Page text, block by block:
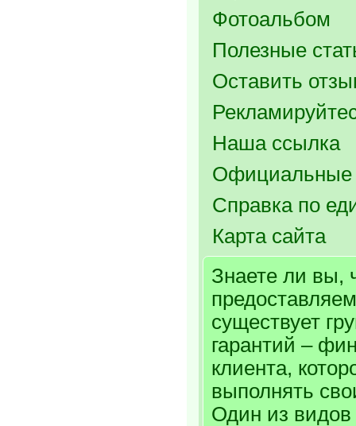
Фотоальбом
Полезные
Оставить
Наша ссылка
Официальные
Справка по
Карта сайта
Знаете ли вы,
существует
гарантий –
клиента,
выполнять
Один из видов